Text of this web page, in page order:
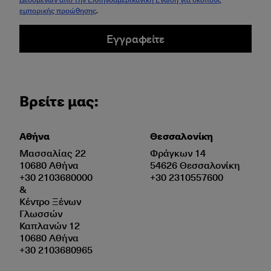
εμπορικής προώθησης.
Εγγραφείτε
Βρείτε μας:
Αθήνα
Μασσαλίας 22
10680 Αθήνα
+30 2103680000
&
Κέντρο Ξένων
Γλωσσών
Καπλανών 12
10680 Αθήνα
+30 2103680965
Θεσσαλονίκη
Φράγκων 14
54626 Θεσσαλονίκη
+30 2310557600